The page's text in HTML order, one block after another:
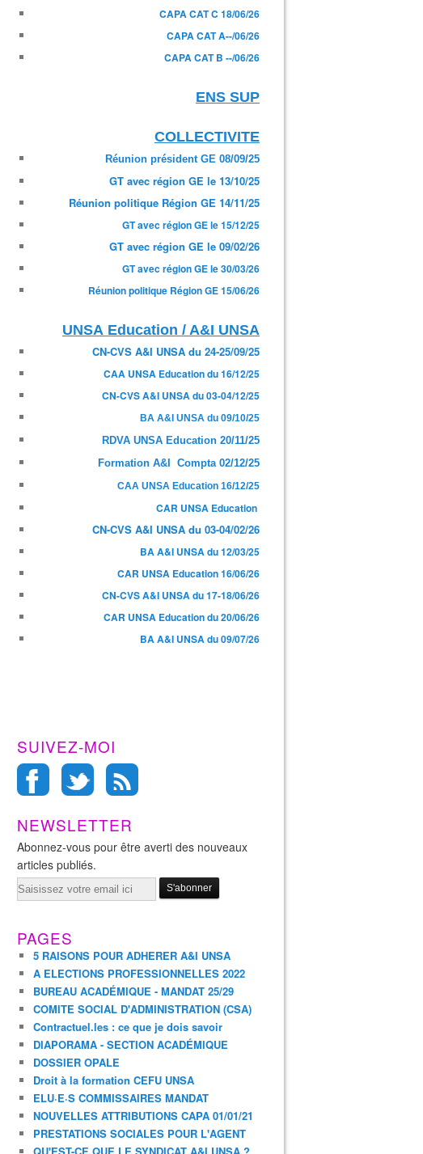
CAPA CAT C 18/06/26
CAPA CAT A--/06/26
CAPA CAT B --/06/26
ENS SUP
COLLECTIVITE
Réunion président GE 08/09/25
GT avec région GE le 13/10/25
Réunion politique Région GE 14/11/25
GT avec région GE le 15/12/25
GT avec région GE le 09/02/26
GT avec région GE le 30/03/26
Réunion politique Région GE 15/06/26
UNSA Education / A&I UNSA
CN-CVS A&I UNSA du 24-25/09/25
CAA UNSA Education du 16/12/25
CN-CVS A&I UNSA du 03-04/12/25
BA A&I UNSA du 09/10/25
RDVA UNSA Education 20/11/25
Formation A&I Compta 02/12/25
CAA UNSA Education 16/12/25
CAR UNSA Education
CN-CVS A&I UNSA du 03-04/02/26
BA A&I UNSA du 12/03/25
CAR UNSA Education 16/06/26
CN-CVS A&I UNSA du 17-18/06/26
CAR UNSA Education du 20/06/26
BA A&I UNSA du 09/07/26
SUIVEZ-MOI
NEWSLETTER
Abonnez-vous pour être averti des nouveaux
articles publiés.
Email
PAGES
5 RAISONS POUR ADHERER A&I UNSA
A ELECTIONS PROFESSIONNELLES 2022
BUREAU ACADÉMIQUE - MANDAT 25/29
COMITE SOCIAL D'ADMINISTRATION (CSA)
Contractuel.les : ce que je dois savoir
DIAPORAMA - SECTION ACADÉMIQUE
DOSSIER OPALE
Droit à la formation CEFU UNSA
ELU·E·S COMMISSAIRES MANDAT
NOUVELLES ATTRIBUTIONS CAPA 01/01/21
PRESTATIONS SOCIALES POUR L'AGENT